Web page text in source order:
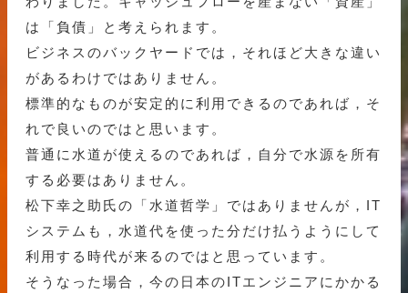
は「負債」と考えられます。
ビジネスのバックヤードでは，それほど大きな違い
があるわけではありません。
標準的なものが安定的に利用できるのであれば，そ
れで良いのではと思います。
普通に水道が使えるのであれば，自分で水源を所有
する必要はありません。
松下幸之助氏の「水道哲学」ではありませんが，IT
システムも，水道代を使った分だけ払うようにして
利用する時代が来るのではと思っています。
そうなった場合，今の日本のITエンジニアにかかる